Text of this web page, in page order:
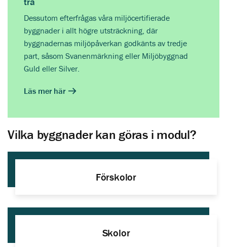
Dessutom efterfrågas våra miljöcertifierade
byggnader i allt högre utsträckning, där
byggnadernas miljöpåverkan godkänts av tredje
part, såsom Svanenmärkning eller Miljöbyggnad
Guld eller Silver.
Läs mer här
Vilka byggnader kan göras i modul?
Förskolor
Skolor